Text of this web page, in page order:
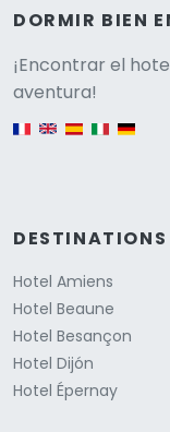
DORMIR BIEN
¡Encontrar el
aventura!
English version
DESTINATIONS
Hotel Amiens
Hotel Beaune
Hotel Besançon
Hotel Dijón
Hotel Épernay